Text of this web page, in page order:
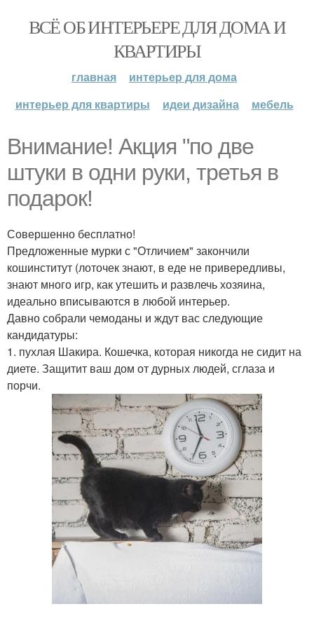
ВСЁ ОБ ИНТЕРЬЕРЕ ДЛЯ ДОМА И
КВАРТИРЫ
главная
интерьер для дома
интерьер для квартиры
идеи дизайна мебель
Внимание! Акция "по две
штуки в одни руки, третья в
подарок!
Совершенно бесплатно!
Предложенные мурки с "Отличием" закончили
кошинститут (лоточек знают, в еде не привередливы,
знают много игр, как утешить и развлечь хозяина,
идеально вписываются в любой интерьер.
Давно собрали чемоданы и ждут вас следующие
кандидатуры:
1. пухлая Шакира. Кошечка, которая никогда не сидит на
диете. Защитит ваш дом от дурных людей, сглаза и
порчи.